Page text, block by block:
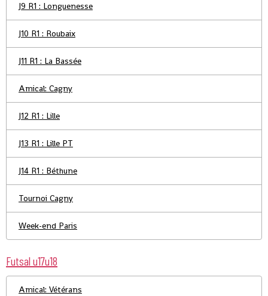
J9 R1 : Longuenesse
J10 R1 : Roubaix
J11 R1 : La Bassée
Amical: Cagny
J12 R1 : Lille
J13 R1 : Lille PT
J14 R1 : Béthune
Tournoi Cagny
Week-end Paris
Futsal u17u18
Amical: Vétérans